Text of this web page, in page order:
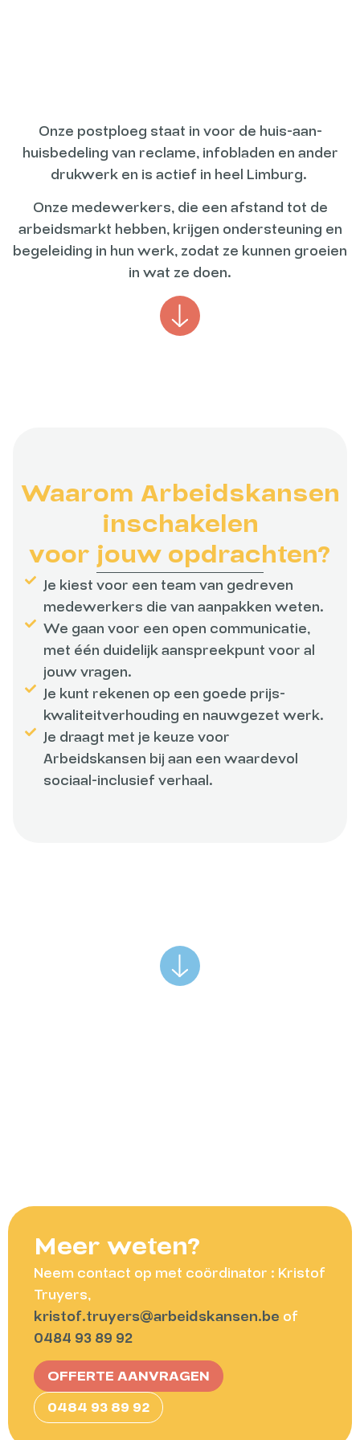
Onze postploeg staat in voor de huis-aan-
huisbedeling van reclame, infobladen en ander
drukwerk en is actief in heel Limburg.
Onze medewerkers, die een afstand tot de
arbeidsmarkt hebben, krijgen ondersteuning en
begeleiding in hun werk, zodat ze kunnen groeien
in wat ze doen.
Waarom Arbeidskansen
inschakelen
voor jouw opdrachten?
Je kiest voor een team van gedreven
medewerkers die van aanpakken weten.
We gaan voor een open communicatie,
met één duidelijk aanspreekpunt voor al
jouw vragen.
Je kunt rekenen op een goede prijs-
kwaliteitverhouding en nauwgezet werk.
Je draagt met je keuze voor
Arbeidskansen bij aan een waardevol
sociaal-inclusief verhaal.
Meer weten?
Neem contact op met coördinator : Kristof
Truyers,
kristof.truyers@arbeidskansen.be of
0484 93 89 92
OFFERTE AANVRAGEN
0484 93 89 92